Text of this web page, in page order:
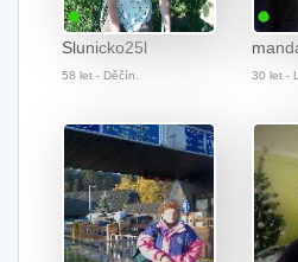
Slunicko25l
58 let - Děčín. 30 let -